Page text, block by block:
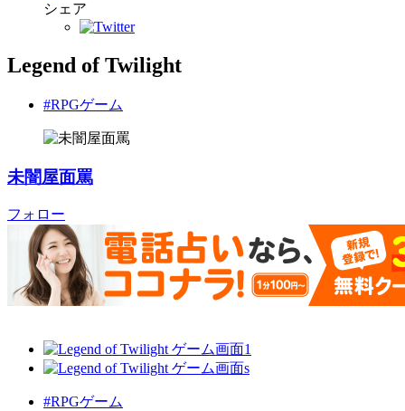
シェア
Legend of Twilight
#RPGゲーム
未闇屋面罵
フォロー
#RPGゲーム